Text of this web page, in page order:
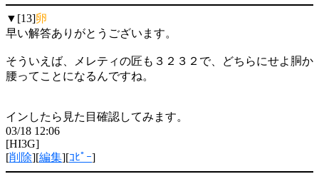
▼[13]卵
早い解答ありがとうございます。
そういえば、メレティの匠も３２３２で、どちらにせよ胴か
腰ってことになるんですね。
インしたら見た目確認してみます。
03/18 12:06
[HI3G]
[削除][編集][ｺﾋﾟｰ]